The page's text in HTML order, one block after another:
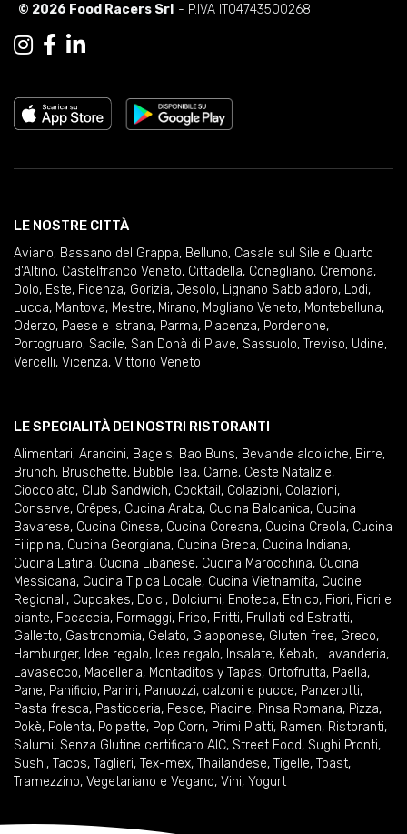
© 2026 Food Racers Srl - P.IVA IT04743500268
LE NOSTRE CITTÀ
Aviano, Bassano del Grappa, Belluno, Casale sul Sile e Quarto
d'Altino, Castelfranco Veneto, Cittadella, Conegliano, Cremona,
Dolo, Este, Fidenza, Gorizia, Jesolo, Lignano Sabbiadoro, Lodi,
Lucca, Mantova, Mestre, Mirano, Mogliano Veneto, Montebelluna,
Oderzo, Paese e Istrana, Parma, Piacenza, Pordenone,
Portogruaro, Sacile, San Donà di Piave, Sassuolo, Treviso, Udine,
Vercelli, Vicenza, Vittorio Veneto
LE SPECIALITÀ DEI NOSTRI RISTORANTI
Alimentari, Arancini, Bagels, Bao Buns, Bevande alcoliche, Birre,
Brunch, Bruschette, Bubble Tea, Carne, Ceste Natalizie,
Cioccolato, Club Sandwich, Cocktail , Colazioni, Colazioni,
Conserve, Crêpes, Cucina Araba, Cucina Balcanica, Cucina
Bavarese, Cucina Cinese, Cucina Coreana, Cucina Creola, Cucina
Filippina, Cucina Georgiana, Cucina Greca, Cucina Indiana,
Cucina Latina, Cucina Libanese, Cucina Marocchina, Cucina
Messicana, Cucina Tipica Locale, Cucina Vietnamita, Cucine
Regionali, Cupcakes, Dolci, Dolciumi, Enoteca, Etnico, Fiori, Fiori e
piante, Focaccia, Formaggi, Frico, Fritti, Frullati ed Estratti,
Galletto, Gastronomia, Gelato, Giapponese, Gluten free, Greco,
Hamburger, Idee regalo, Idee regalo, Insalate, Kebab, Lavanderia,
Lavasecco, Macelleria, Montaditos y Tapas, Ortofrutta, Paella,
Pane, Panificio, Panini, Panuozzi, calzoni e pucce, Panzerotti,
Pasta fresca, Pasticceria, Pesce, Piadine, Pinsa Romana, Pizza,
Pokè, Polenta, Polpette, Pop Corn, Primi Piatti, Ramen, Ristoranti,
Salumi, Senza Glutine certificato AIC, Street Food, Sughi Pronti,
Sushi, Tacos, Taglieri, Tex-mex, Thailandese, Tigelle, Toast,
Tramezzino, Vegetariano e Vegano, Vini, Yogurt